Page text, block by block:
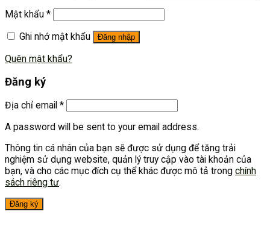
Mật khẩu *
Ghi nhớ mật khẩu
Đăng nhập
Quên mật khẩu?
Đăng ký
Địa chỉ email *
A password will be sent to your email address.
Thông tin cá nhân của bạn sẽ được sử dụng để tăng trải
nghiệm sử dụng website, quản lý truy cập vào tài khoản của
bạn, và cho các mục đích cụ thể khác được mô tả trong chính
sách riêng tư.
Đăng ký